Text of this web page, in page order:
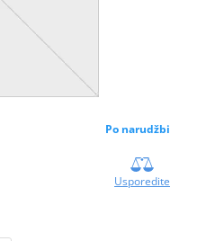
Po narudžbi
Usporedite